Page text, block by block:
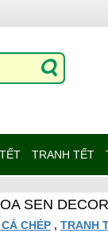
TRANH TẾT
SEN
CHÉP , TRANH